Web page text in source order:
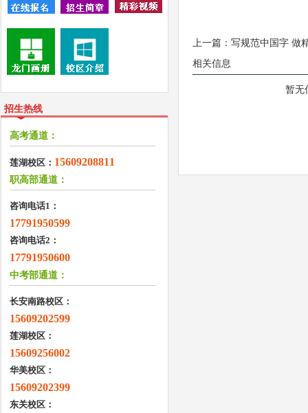
招生热线
高考通道：
莲湖校区： 15609208811
职高部通道：
咨询电话1：
17791950599
咨询电话2：
17791950600
中考部通道：
长安南路校区：
15609202599
莲湖校区：
15609256002
华美校区：
15609202399
东关校区：
上一篇： 写规范中国字 做
相关信息
暂无